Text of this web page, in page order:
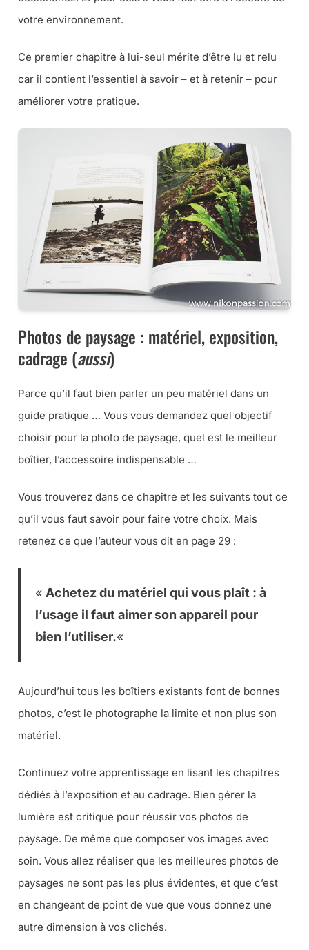
votre environnement.
Ce premier chapitre à lui-seul mérite d’être lu et relu
car il contient l’essentiel à savoir – et à retenir – pour
améliorer votre pratique.
Photos de paysage : matériel, exposition,
cadrage (aussi)
Parce qu’il faut bien parler un peu matériel dans un
guide pratique … Vous vous demandez quel objectif
choisir pour la photo de paysage, quel est le meilleur
boîtier, l’accessoire indispensable …
Vous trouverez dans ce chapitre et les suivants tout ce
qu’il vous faut savoir pour faire votre choix. Mais
retenez ce que l’auteur vous dit en page 29 :
« Achetez du matériel qui vous plaît : à
l’usage il faut aimer son appareil pour
bien l’utiliser.«
Aujourd’hui tous les boîtiers existants font de bonnes
photos, c’est le photographe la limite et non plus son
matériel.
Continuez votre apprentissage en lisant les chapitres
dédiés à l’exposition et au cadrage. Bien gérer la
lumière est critique pour réussir vos photos de
paysage. De même que composer vos images avec
soin. Vous allez réaliser que les meilleures photos de
paysages ne sont pas les plus évidentes, et que c’est
en changeant de point de vue que vous donnez une
autre dimension à vos clichés.